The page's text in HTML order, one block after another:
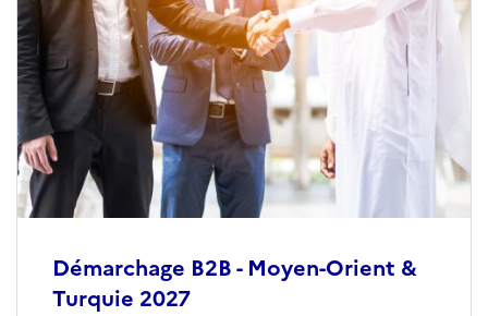
Démarchage B2B - Moyen-Orient &
Turquie 2027